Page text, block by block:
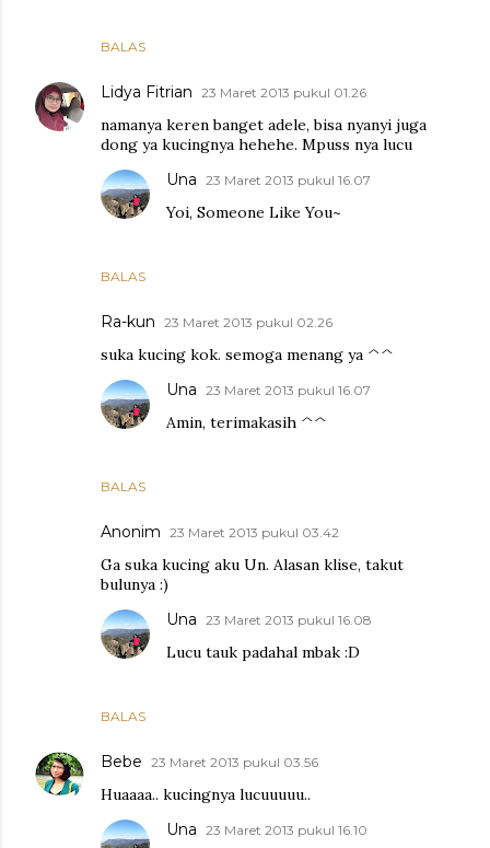
BALAS
Lidya Fitrian 23 Maret 2013 pukul 01.26
namanya keren banget adele, bisa nyanyi juga
dong ya kucingnya hehehe. Mpuss nya lucu
BALAS
Una 23 Maret 2013 pukul 16.07
Yoi, Someone Like You~
Ra-kun 23 Maret 2013 pukul 02.26
suka kucing kok. semoga menang ya ^^
BALAS
Una 23 Maret 2013 pukul 16.07
Amin, terimakasih ^^
Anonim 23 Maret 2013 pukul 03.42
Ga suka kucing aku Un. Alasan klise, takut
bulunya :)
BALAS
Una 23 Maret 2013 pukul 16.08
Lucu tauk padahal mbak :D
Bebe 23 Maret 2013 pukul 03.56
Huaaaa.. kucingnya lucuuuuu..
Una 23 Maret 2013 pukul 16.10